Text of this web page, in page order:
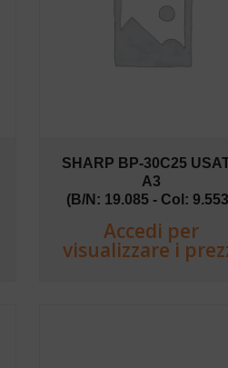
SHARP BP-30C25
A3
(B/N: 19.085 - Col:
Accedi per
visualizzare i